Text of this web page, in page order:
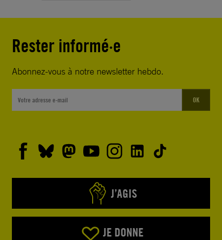
Rester informé·e
Abonnez-vous à notre newsletter hebdo.
OK
J’AGIS
JE DONNE